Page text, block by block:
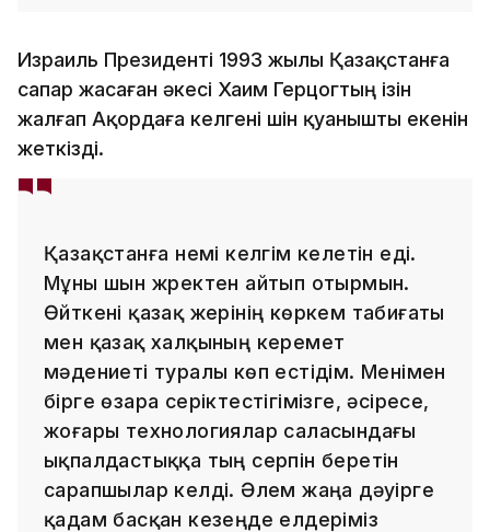
Израиль Президенті 1993 жылы Қазақстанға
сапар жасаған әкесі Хаим Герцогтың ізін
жалғап Ақордаға келгені үшін қуанышты екенін
жеткізді.
Қазақстанға үнемі келгім келетін еді.
Мұны шын жүректен айтып отырмын.
Өйткені қазақ жерінің көркем табиғаты
мен қазақ халқының керемет
мәдениеті туралы көп естідім. Менімен
бірге өзара серіктестігімізге, әсіресе,
жоғары технологиялар саласындағы
ықпалдастыққа тың серпін беретін
сарапшылар келді. Әлем жаңа дәуірге
қадам басқан кезеңде елдеріміз